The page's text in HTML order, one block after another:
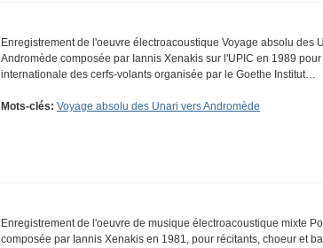
Enregistrement de l'oeuvre électroacoustique Voyage absolu des
Andromède composée par Iannis Xenakis sur l'UPIC en 1989
internationale des cerfs-volants organisée par le Goethe Institut…
Mots-clés: Voyage absolu des Unari vers Andromède
Enregistrement de l'oeuvre de musique électroacoustique mixte
composée par Iannis Xenakis en 1981, pour récitants, choeur et